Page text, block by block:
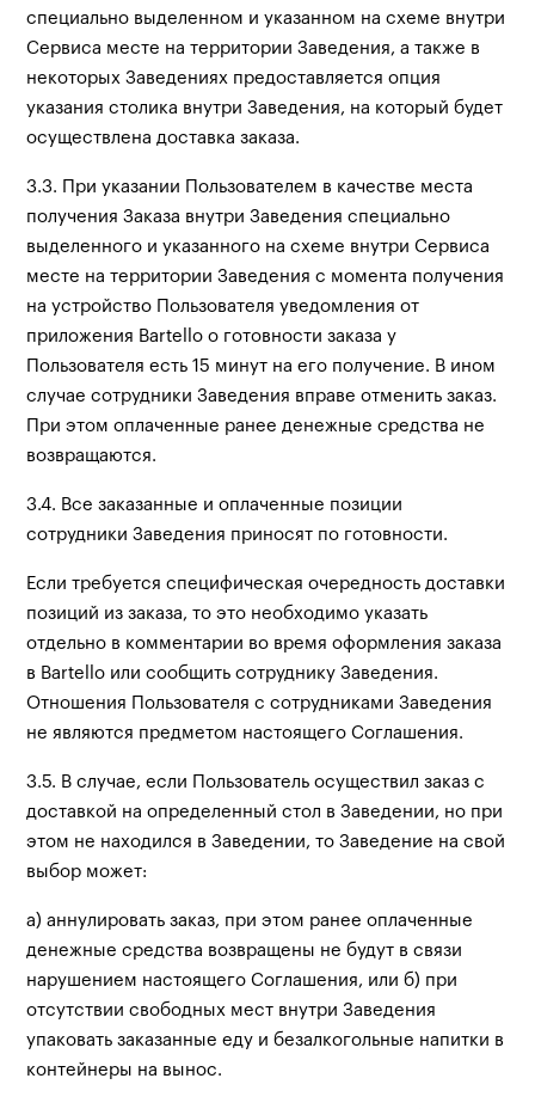
специально выделенном и указанном на схеме внутри
Сервиса месте на территории Заведения, а также в
некоторых Заведениях предоставляется опция
указания столика внутри Заведения, на который будет
осуществлена доставка заказа.
3.3. При указании Пользователем в качестве места
получения Заказа внутри Заведения специально
выделенного и указанного на схеме внутри Сервиса
месте на территории Заведения с момента получения
на устройство Пользователя уведомления от
приложения Bartello о готовности заказа у
Пользователя есть 15 минут на его получение. В ином
случае сотрудники Заведения вправе отменить заказ.
При этом оплаченные ранее денежные средства не
возвращаются.
3.4. Все заказанные и оплаченные позиции
сотрудники Заведения приносят по готовности.
Если требуется специфическая очередность доставки
позиций из заказа, то это необходимо указать
отдельно в комментарии во время оформления заказа
в Bartello или сообщить сотруднику Заведения.
Отношения Пользователя с сотрудниками Заведения
не являются предметом настоящего Соглашения.
3.5. В случае, если Пользователь осуществил заказ с
доставкой на определенный стол в Заведении, но при
этом не находился в Заведении, то Заведение на свой
выбор может:
а) аннулировать заказ, при этом ранее оплаченные
денежные средства возвращены не будут в связи
нарушением настоящего Соглашения, или б) при
отсутствии свободных мест внутри Заведения
упаковать заказанные еду и безалкогольные напитки в
контейнеры на вынос.